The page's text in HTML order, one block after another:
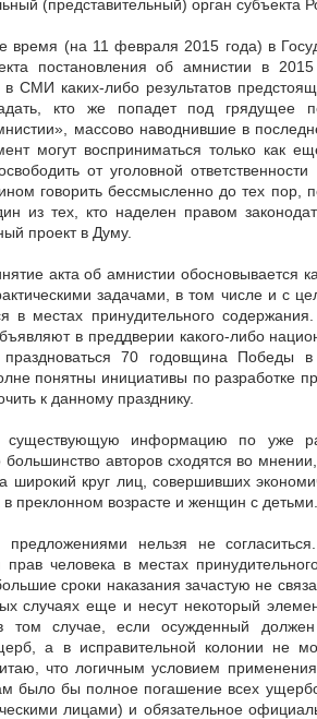
(представительный) орган субъекта
время (на 11 февраля 2015 года) в
постановления об амнистии в
в СМИ каких-либо результатов
кто же попадет под грядущее
массово наводнившие в
могут восприниматься только как
от уголовной
говорить бессмысленно до тех пор,
из тех, кто наделен правом
проект в Думу.
акта об амнистии обосновывается
задачами, в том числе и с
в местах принудительного
в преддверии какого-либо
праздноваться 70 годовщина Победы
понятны инициативы по разработке
к данному празднику.
существующую информацию по уже
большинство авторов сходятся во
широкий круг лиц, совершивших
преклонном возрасте и женщин с детьми.
нельзя не
человека в местах
сроки наказания зачастую не
случаях еще и несут некоторый
том случае, если осужденный
а в исправительной колонии не
что логичным условием
было бы полное погашение всех
лицами) и обязательное